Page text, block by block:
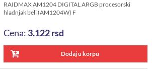
RAIDMAX AM1204 DIGITAL ARGB procesorski
hladnjak beli (AM1204W) F
Cena: 3.122rsd
Dodaj u korpu